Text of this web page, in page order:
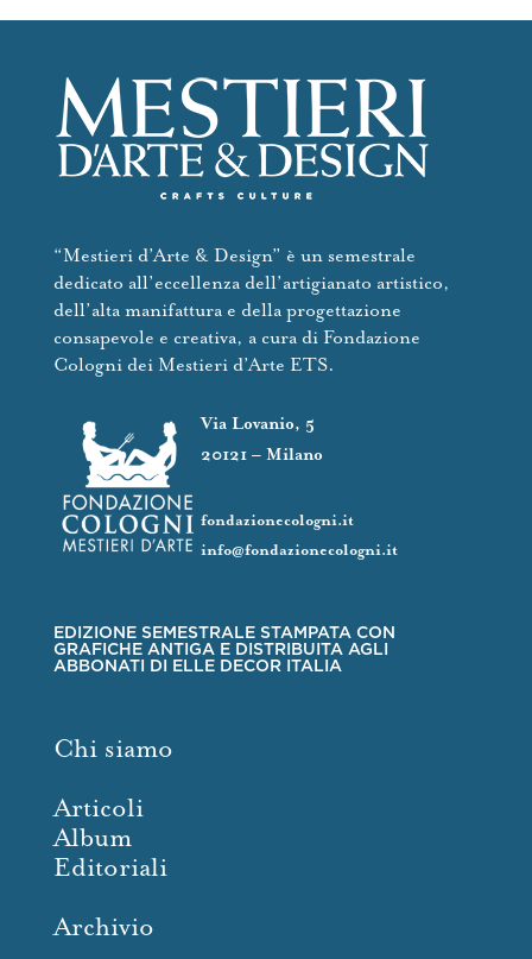
“Mestieri d’Arte & Design” è un semestrale
dedicato all’eccellenza dell’artigianato artistico,
dell’alta manifattura e della progettazione
consapevole e creativa, a cura di Fondazione
Cologni dei Mestieri d’Arte ETS.
Via Lovanio, 5
20121 – Milano
fondazionecologni.it
info@fondazionecologni.it
EDIZIONE SEMESTRALE STAMPATA CON
GRAFICHE ANTIGA E DISTRIBUITA AGLI
ABBONATI DI ELLE DECOR ITALIA
Chi siamo
Articoli
Album
Editoriali
Archivio